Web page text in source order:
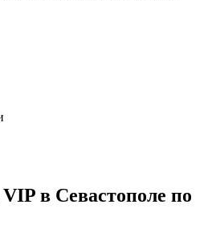
в Севастополе по